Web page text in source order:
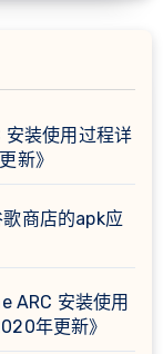
安装使用过程详
新》
歌商店的apk应
ARC 安装使用
年更新》